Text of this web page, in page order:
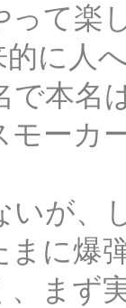
って楽
に人
で本名
モーカ
いが、
まに爆
、まず